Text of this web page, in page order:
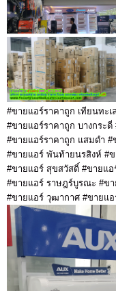
#ขายแอร์ราคาถูก เทียนทะ
#ขายแอร์ราคาถูก บางกระ
#ขายแอร์ราคาถูก แสมดำ
#ขายแอร์ พันท้ายนรสิงห์ #
#ขายแอร์ สุขสวัสดิ์ #ขายแ
#ขายแอร์ ราษฎร์บูรณะ #ข
#ขายแอร์ วุฒากาศ #ขายแ